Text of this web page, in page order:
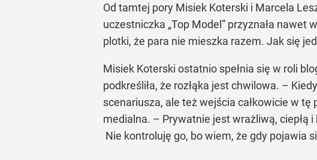
Od tamtej pory Misiek Koterski i Marcela
uczestniczka „Top Model” przyznała nawet
plotki, że para nie mieszka razem. Jak się
Misiek Koterski ostatnio spełnia się w roli
podkreśliła, że rozłąka jest chwilowa. –
scenariusza, ale też wejścia całkowicie w tę
medialna. – Prywatnie jest wrażliwą, ciepłą
Nie kontroluję go, bo wiem, że gdy pojawia